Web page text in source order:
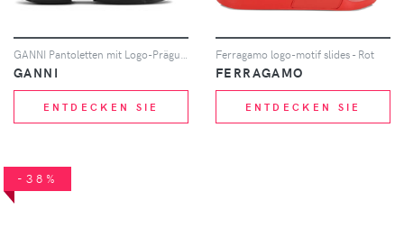
GANNI
ENTDECKEN SIE
Ferragamo logo-motif slides - Rot
FERRAGAMO
ENTDECKEN SIE
-38%